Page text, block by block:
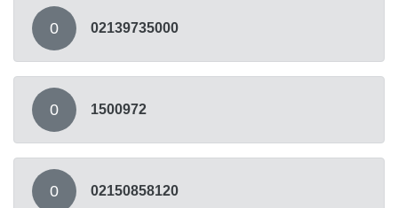
0 02139735000
0 1500972
0 02150858120